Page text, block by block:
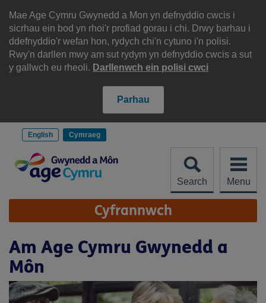
Mae Age Cymru Gwynedd a Mon yn defnyddio cwcis i
sicrhau ein bod yn rhoi'r profiad gorau i chi. Drwy barhau i
ddefnyddio'r wefan hon, rydych chi'n cytuno i'n polisi.
Rwy'n darllen mwy am sut rydym yn defnyddio cwcis a sut
y gallwch eu rheoli. Darllenwch ein polisi cwci
Parhau
cynnwys
English Cymraeg
Search Menu
Site
Navigation
Cyfrannwch
Am Age Cymru Gwynedd a
Môn